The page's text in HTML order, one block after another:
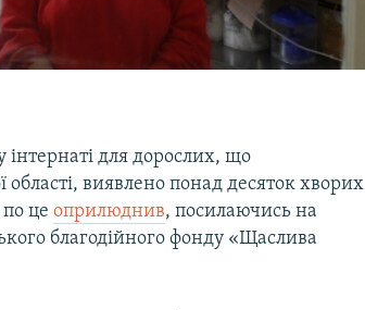
для дорослих, що
області, виявлено понад десяток хворих
по цеоприлюднив, посилаючись на
благодійного фонду «Щаслива